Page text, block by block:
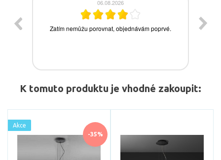
K tomuto produktu je vhodné zakoupit:
-35%
Akce